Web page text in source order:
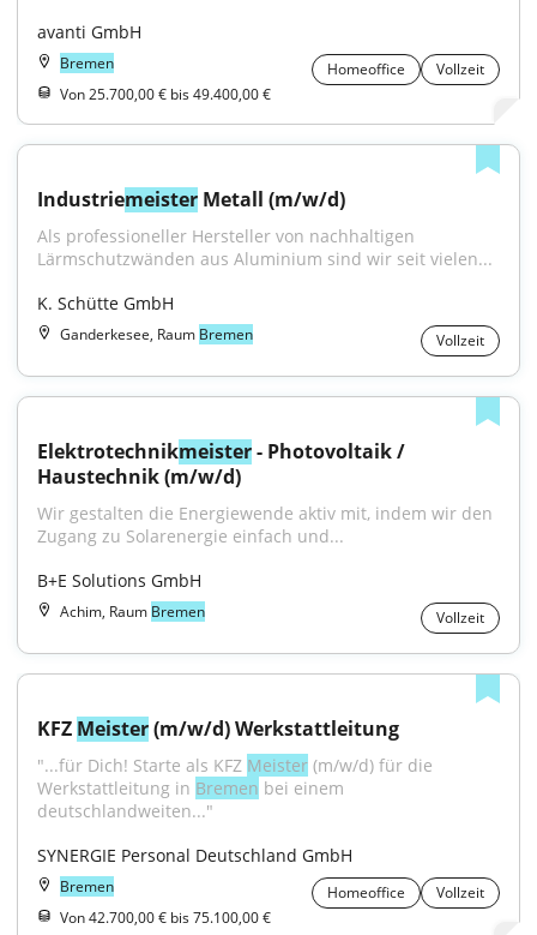
avanti GmbH
Bremen Homeoffice
Vollzeit
Von 25.700,00 € bis 49.400,00 €
Industriemeister Metall (m/w/d)
Als professioneller Hersteller von nachhaltigen
Lärmschutzwänden aus Aluminium sind wir seit vielen...
K. Schütte GmbH
Ganderkesee, Raum Bremen Vollzeit
Elektrotechnikmeister - Photovoltaik /
Haustechnik (m/w/d)
Wir gestalten die Energiewende aktiv mit, indem wir den
Zugang zu Solarenergie einfach und...
B+E Solutions GmbH
Achim, Raum Bremen Vollzeit
KFZ Meister (m/w/d) Werkstattleitung
"...für Dich! Starte als KFZ Meister (m/w/d) für die
Werkstattleitung in Bremen bei einem
deutschlandweiten..."
SYNERGIE Personal Deutschland GmbH
Bremen Homeoffice
Vollzeit
Von 42.700,00 € bis 75.100,00 €